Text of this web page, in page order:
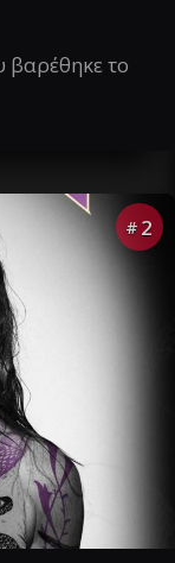
βαρέθηκε το
# 2